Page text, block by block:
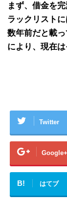
まず、借金を
ラックリストに
数年前だと載
により、現在
Twitter
Google+
B! はてブ